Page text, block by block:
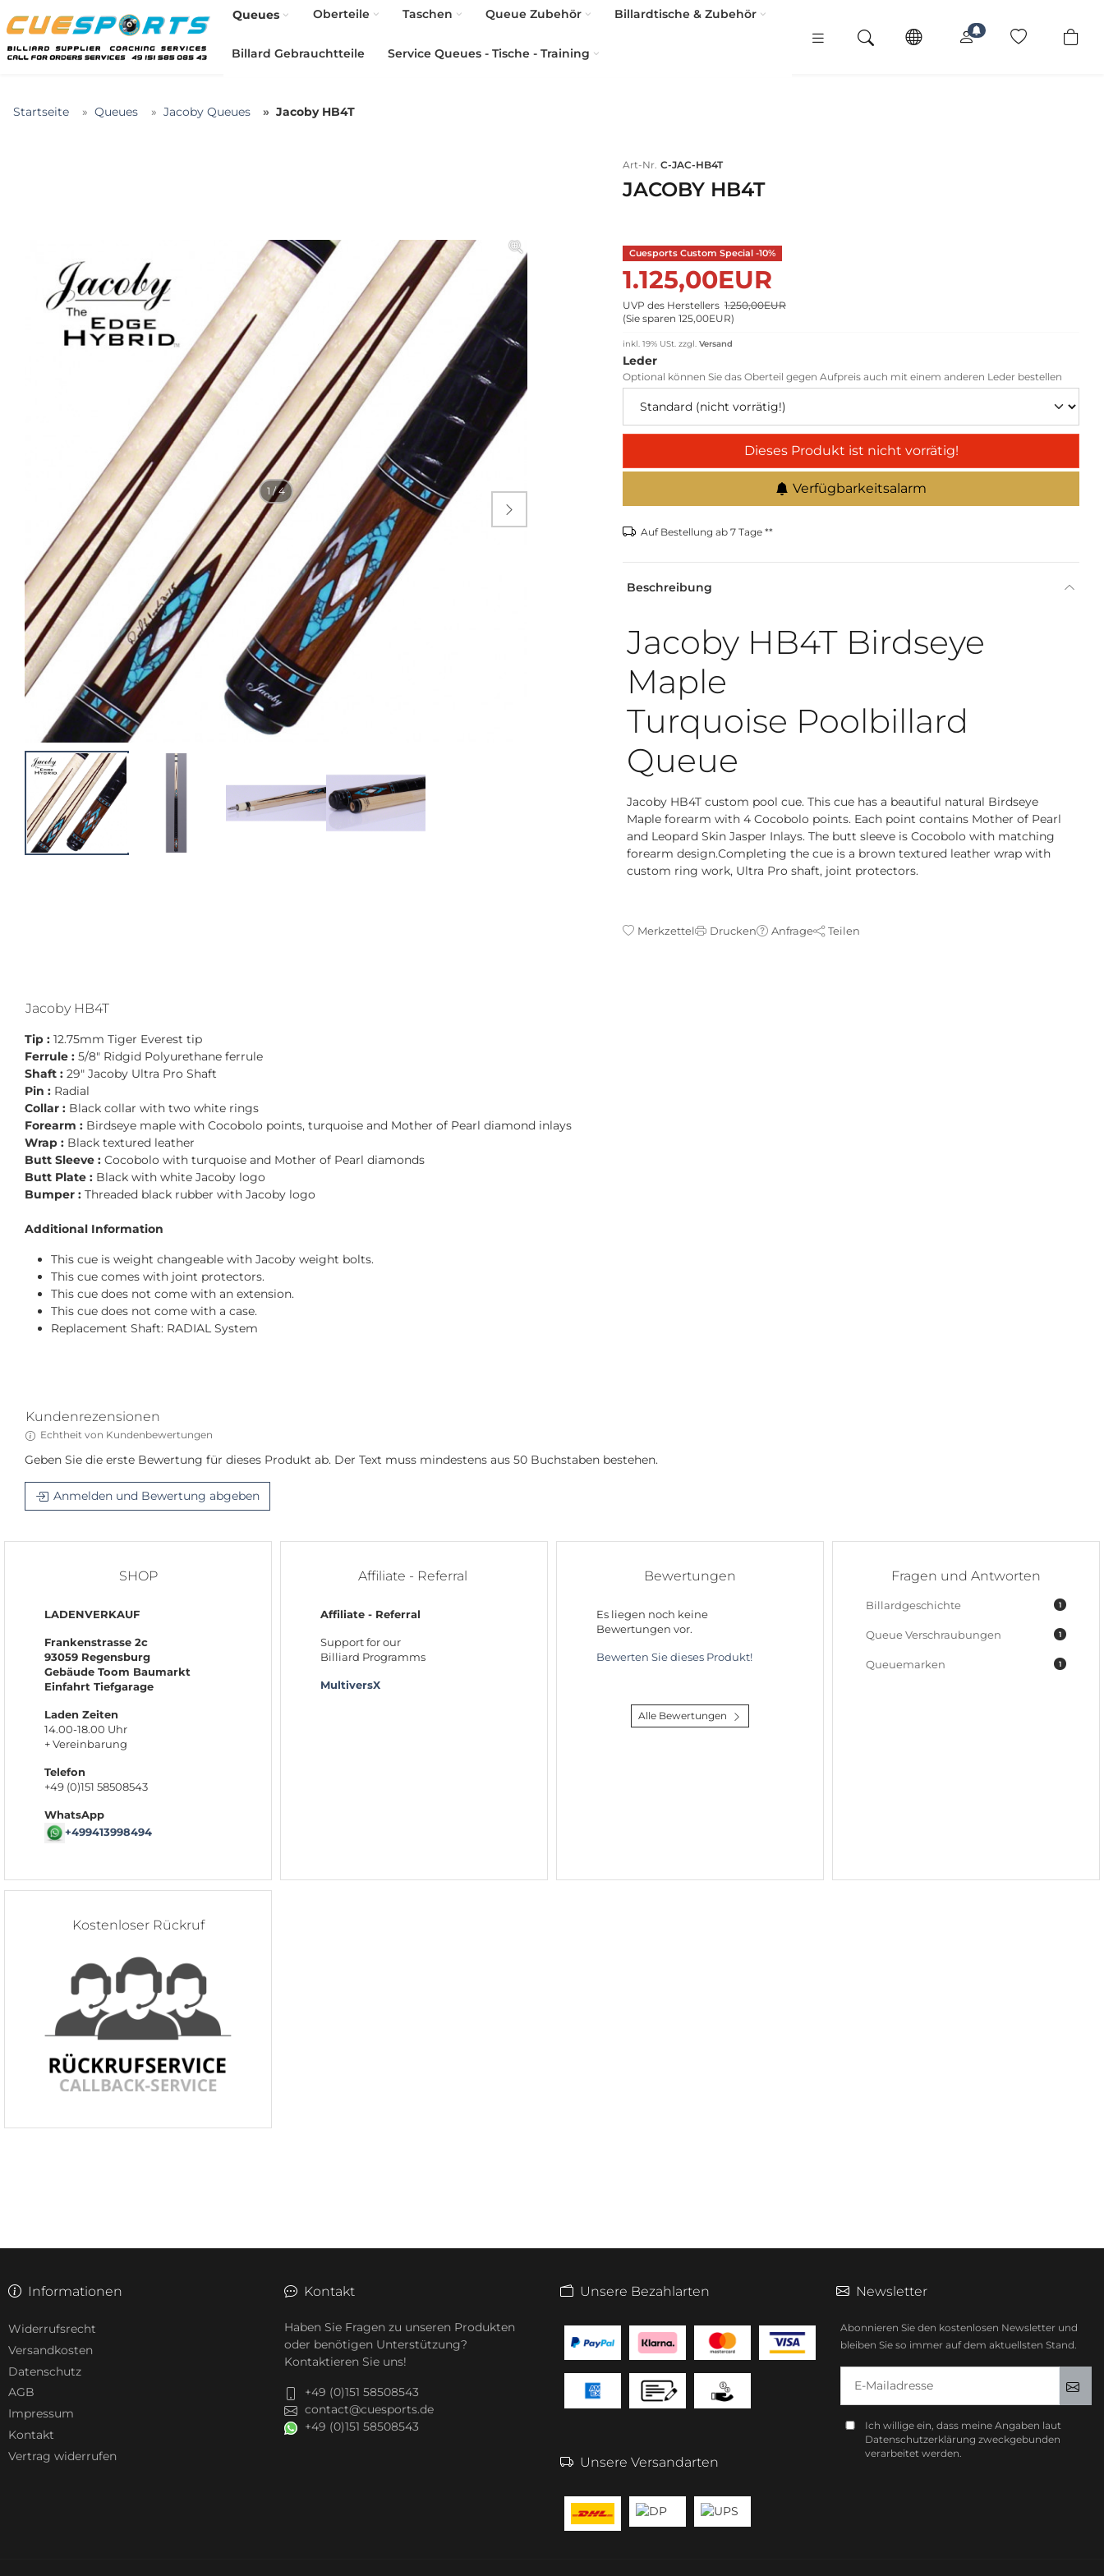
Queues Oberteile Taschen Queue Zubehör Billardtische & Zubehör
Billard Gebrauchtteile Service Queues - Tische - Training
Startseite Queues Jacoby Queues Jacoby HB4T

Art-Nr. C-JAC-HB4T
JACOBY HB4T
Cuesports Custom Special -10%
1.125,00EUR
UVP des Herstellers 1.250,00EUR
(Sie sparen 125,00EUR)
inkl. 19% USt. zzgl. Versand
Leder
Optional können Sie das Oberteil gegen Aufpreis auch mit einem anderen Leder bestellen
Dieses Produkt ist nicht vorrätig!
Verfügbarkeitsalarm
Auf Bestellung ab 7 Tage **
Beschreibung
Jacoby HB4T Birdseye
Maple
Turquoise Poolbillard
Queue
Jacoby HB4T custom pool cue. This cue has a beautiful natural Birdseye
Maple forearm with 4 Cocobolo points. Each point contains Mother of Pearl
and Leopard Skin Jasper Inlays. The butt sleeve is Cocobolo with matching
forearm design.Completing the cue is a brown textured leather wrap with
custom ring work, Ultra Pro shaft, joint protectors.
Merkzettel Drucken Anfrage Teilen
Jacoby HB4T
Tip : 12.75mm Tiger Everest tip
Ferrule : 5/8" Ridgid Polyurethane ferrule
Shaft : 29" Jacoby Ultra Pro Shaft
Pin : Radial
Collar : Black collar with two white rings
Forearm : Birdseye maple with Cocobolo points, turquoise and Mother of Pearl diamond inlays
Wrap : Black textured leather
Butt Sleeve : Cocobolo with turquoise and Mother of Pearl diamonds
Butt Plate : Black with white Jacoby logo
Bumper : Threaded black rubber with Jacoby logo
Additional Information
This cue is weight changeable with Jacoby weight bolts.
This cue comes with joint protectors.
This cue does not come with an extension.
This cue does not come with a case.
Replacement Shaft: RADIAL System
Kundenrezensionen
Echtheit von Kundenbewertungen
Geben Sie die erste Bewertung für dieses Produkt ab. Der Text muss mindestens aus 50 Buchstaben bestehen.
Anmelden und Bewertung abgeben
SHOP
LADENVERKAUF
Frankenstrasse 2c
93059 Regensburg
Gebäude Toom Baumarkt
Einfahrt Tiefgarage
Laden Zeiten
14.00-18.00 Uhr
+ Vereinbarung
Telefon
+49 (0)151 58508543
WhatsApp
+499413998494
Affiliate - Referral
Affiliate - Referral
Support for our
Billiard Programms
MultiversX
Bewertungen
Es liegen noch keine
Bewertungen vor.
Bewerten Sie dieses Produkt!
Alle Bewertungen
Fragen und Antworten
1
Billardgeschichte
1
Queue Verschraubungen
1
Queuemarken
Kostenloser Rückruf
Informationen
Widerrufsrecht
Versandkosten
Datenschutz
AGB
Impressum
Kontakt
Vertrag widerrufen
Kontakt
Haben Sie Fragen zu unseren Produkten
oder benötigen Unterstützung?
Kontaktieren Sie uns!
+49 (0)151 58508543
contact@cuesports.de
+49 (0)151 58508543
Unsere Bezahlarten
Unsere Versandarten
Newsletter
Abonnieren Sie den kostenlosen Newsletter und
bleiben Sie so immer auf dem aktuellsten Stand.
Ich willige ein, dass meine Angaben laut
Datenschutzerklärung zweckgebunden
verarbeitet werden.